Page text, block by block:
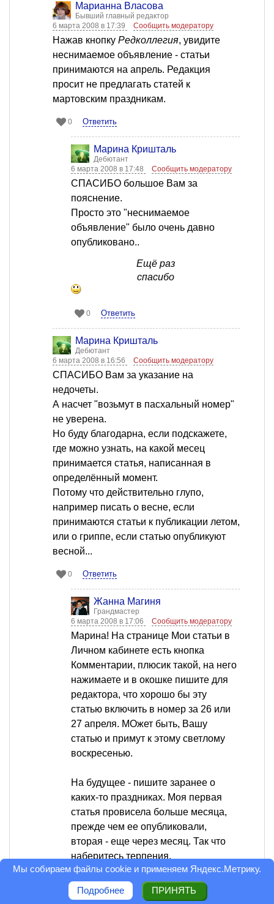
Марианна Власова
Бывший главный редактор
6 марта 2008 в 17:39
Сообщить модератору
Нажав кнопку Редколлегия, увидите
неснимаемое объявление - статьи
принимаются на апрель. Редакция
просит не предлагать статей к
мартовским праздникам.
0 Ответить
Марина Кришталь
Дебютант
6 марта 2008 в 17:48
Сообщить модератору
СПАСИБО большое Вам за
пояснение.
Просто это "неснимаемое
объявление" было очень давно
опубликовано..
Ещё раз
спасибо
0 Ответить
Марина Кришталь
Дебютант
6 марта 2008 в 16:56
Сообщить модератору
СПАСИБО Вам за указание на
недочеты.
А насчет "возьмут в пасхальный номер"
не уверена.
Но буду благодарна, если подскажете,
где можно узнать, на какой месец
принимается статья, написанная в
определённый момент.
Потому что действительно глупо,
например писать о весне, если
принимаются статьи к публикации летом,
или о гриппе, если статью опубликуют
весной...
0 Ответить
Жанна Магиня
Грандмастер
6 марта 2008 в 17:06
Сообщить модератору
Марина! На странице Мои статьи в
Личном кабинете есть кнопка
Комментарии, плюсик такой, на него
нажимаете и в окошке пишите для
редактора, что хорошо бы эту
статью включить в номер за 26 или
27 апреля. МОжет быть, Вашу
статью и примут к этому светлому
воскресенью.
На будущее - пишите заранее о
каких-то праздниках. Моя первая
статья провисела больше месяца,
прежде чем ее опубликовали,
вторая - еще через месяц. Так что
наберитесь терпения.
У меня есть еще такая идея
декорирования яиц к Пасхе - в
Мы собираем файлы cookie и применяем Яндекс.Метрику.
Подробнее ПРИНЯТЬ